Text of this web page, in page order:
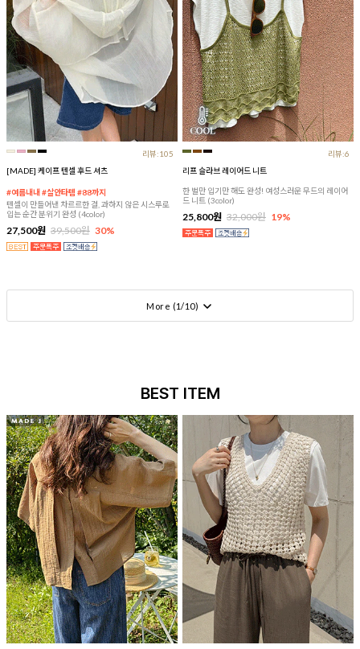
리뷰:105
[MADE] 케이프 텐셀 후드 셔츠
#여름내내 #살안타템 #88까지
텐셀이 만들어낸 차르르한 결, 과하지 않은 시스루로
입는 순간 분위기 완성 (4color)
27,500원 39,500원 30%
리뷰:6
리프 슬라브 레이어드 니트
한 벌만 입기만 해도 완성! 여성스러운 무드의 레이어
드 니트 (3color)
25,800원 32,000원 19%
More (1/10)
BEST ITEM